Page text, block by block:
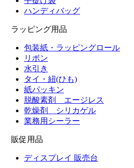
ハンディバッグ
ラッピング用品
包装紙・ラッピングロール
リボン
水引き
タイ・紐(ひも)
紙パッキン
脱酸素剤 エージレス
乾燥剤 シリカゲル
業務用シーラー
販促用品
ディスプレイ 販売台